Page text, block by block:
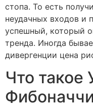
стопа. То есть
неудачных входов и
успешный, который
тренда. Иногда
дивергенции цена
Что такое